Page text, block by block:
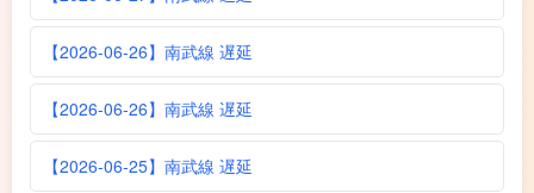
【2026-06-26】南武線 遅延
【2026-06-26】南武線 遅延
【2026-06-25】南武線 遅延